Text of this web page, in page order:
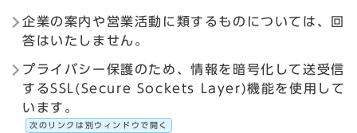
企業の案内や営業活動に類するものについては、回
答はいたしません。
プライバシー保護のため、情報を暗号化して送受信
するSSL(Secure Sockets Layer)機能を使用して
います。
次のリンクは別ウィンドウで開く